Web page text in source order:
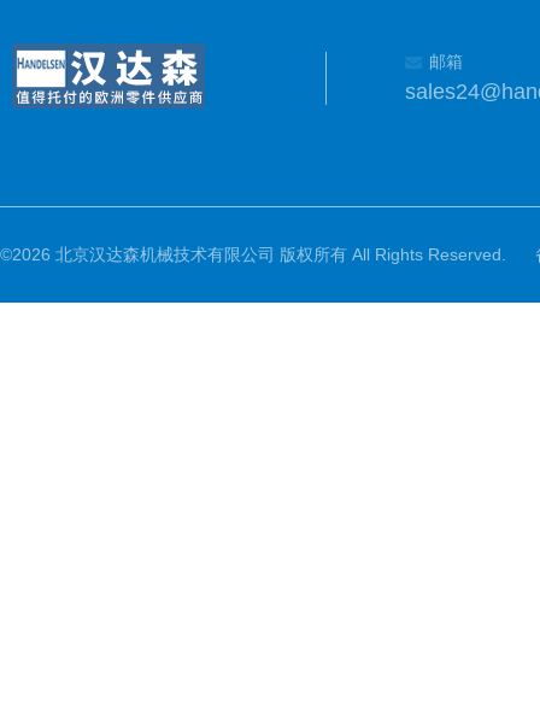
邮箱
©2026 北京汉达森机械技术有限公司 版权所有 All Rights Reserved.